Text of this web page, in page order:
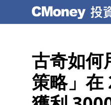
古奇如何
策略」在